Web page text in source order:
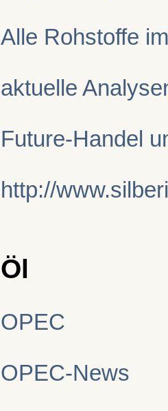
Alle Rohstoffe
aktuelle
Future-Handel
http://
Öl
OPEC
OPEC-News